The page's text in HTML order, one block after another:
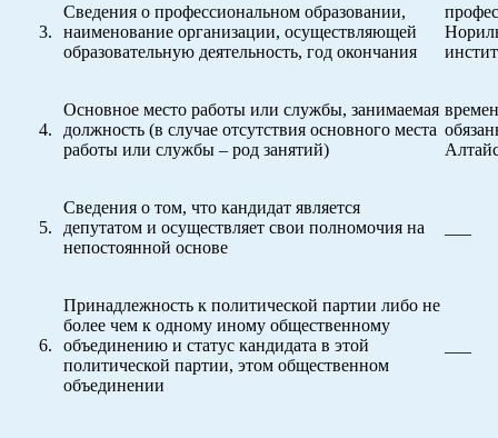
Сведения о профессиональном образовании,
наименование организации, осуществляющей
образовательную деятельность, год окончания
Основное место работы или службы, занимаемая
должность (в случае отсутствия основного места
работы или службы – род занятий)
Сведения о том, что кандидат является
депутатом и осуществляет свои полномочия на
непостоянной основе
Принадлежность к политической партии либо не
более чем к одному иному общественному
объединению и статус кандидата в этой
политической партии, этом общественном
объединении